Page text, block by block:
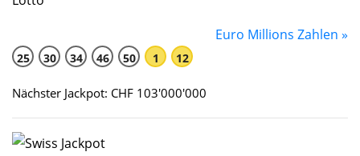
Euro Millions Zahlen »
25 30 34 46 50 1 12
Nächster Jackpot: CHF 103'000'000